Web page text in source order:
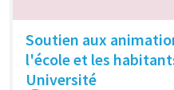
Soutien aux
l'école et les
Université